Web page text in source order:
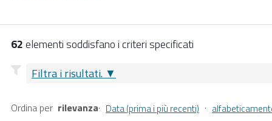
62elementi soddisfano i criteri specificati
Filtra i risultati.
Ordina per rilevanza· Data (prima i più recenti) ·